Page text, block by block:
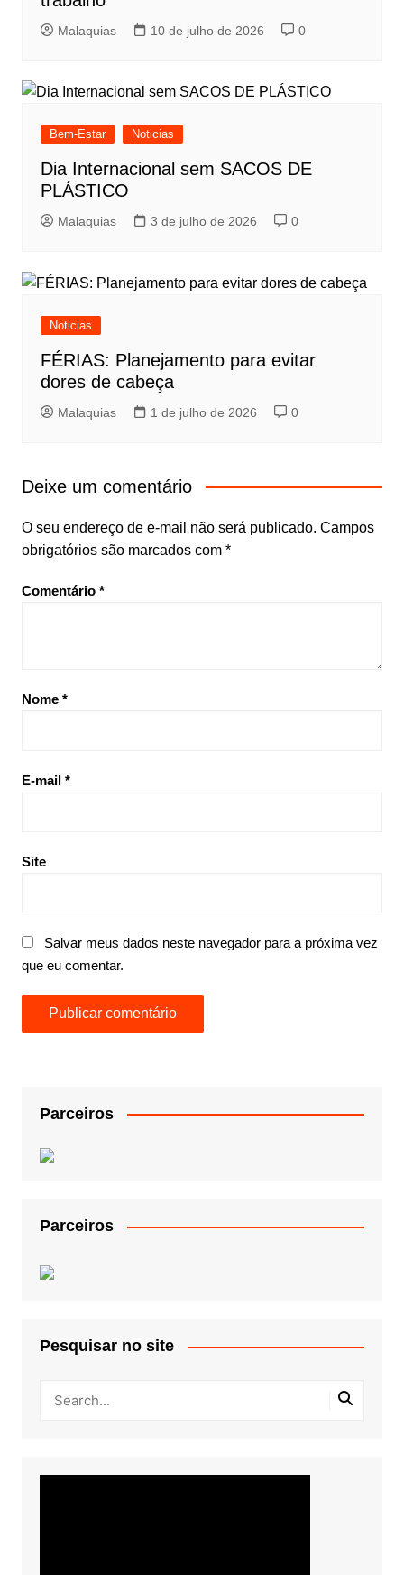
Malaquias 10 de julho de 2026 0
Bem-Estar Noticias
Dia Internacional sem SACOS DE
PLÁSTICO
Malaquias 3 de julho de 2026 0
Noticias
FÉRIAS: Planejamento para evitar
dores de cabeça
Malaquias 1 de julho de 2026 0
Deixe um comentário
O seu endereço de e-mail não será publicado. Campos
obrigatórios são marcados com *
Comentário *
Nome *
E-mail *
Site
Salvar meus dados neste navegador para a próxima vez
que eu comentar.
Parceiros
Parceiros
Pesquisar no site